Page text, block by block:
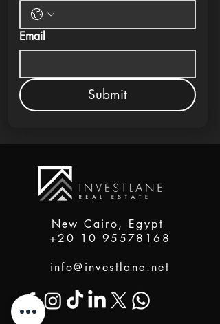
Email
Submit
New Cairo, Egypt
+20 10 95578168
info@investlane.net